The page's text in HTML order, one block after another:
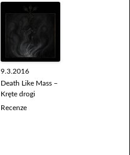
9.3.2016
Death Like Mass –
Kręte drogi
Recenze